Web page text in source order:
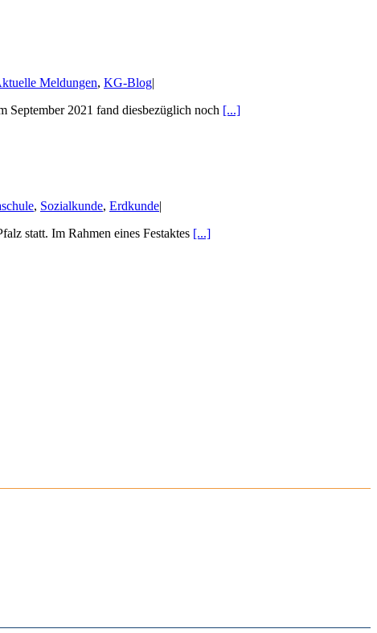
Meldungen, KG-Blog|
September 2021 fand diesbezüglich noch [...]
, Sozialkunde, Erdkunde|
statt. Im Rahmen eines Festaktes [...]